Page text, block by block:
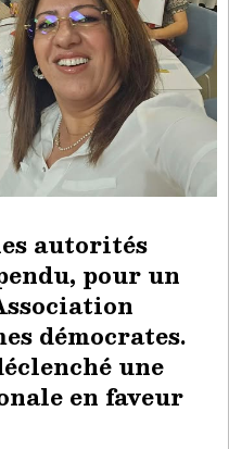
autorités
pour un
démocrates.
une
en faveur